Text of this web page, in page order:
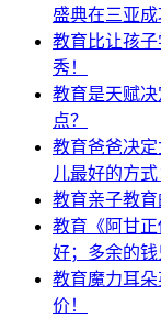
盛典在三亚
教育 比让孩
秀！
教育是天赋
点？
教育爸爸决
儿最好的方
教育亲子教育
教育 《阿甘
好；多余的
教育魔力耳
价！